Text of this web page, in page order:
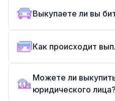
Выкупаете ли вы
Как происходит
Можете ли
юридического лица?